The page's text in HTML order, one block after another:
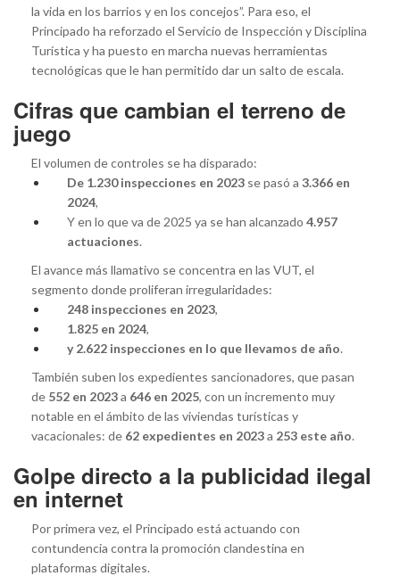
la vida en los barrios y en los concejos”. Para eso, el
Principado ha reforzado el Servicio de Inspección y Disciplina
Turística y ha puesto en marcha nuevas herramientas
tecnológicas que le han permitido dar un salto de escala.
Cifras que cambian el terreno de
juego
El volumen de controles se ha disparado:
De 1.230 inspecciones en 2023 se pasó a 3.366 en
2024,
Y en lo que va de 2025 ya se han alcanzado 4.957
actuaciones.
El avance más llamativo se concentra en las VUT, el
segmento donde proliferan irregularidades:
248 inspecciones en 2023,
1.825 en 2024,
y 2.622 inspecciones en lo que llevamos de año.
También suben los expedientes sancionadores, que pasan
de 552 en 2023a 646 en 2025, con un incremento muy
notable en el ámbito de las viviendas turísticas y
vacacionales: de 62 expedientes en 2023a 253 este año.
Golpe directo a la publicidad ilegal
en internet
Por primera vez, el Principado está actuando con
contundencia contra la promoción clandestina en
plataformas digitales.